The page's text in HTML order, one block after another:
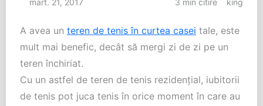
mart. 21, 2017 3 min citire king
A avea un teren de tenis în curtea casei tale, este
mult mai benefic, decât să mergi zi de zi pe un
teren închiriat.
Cu un astfel de teren de tenis rezidenţial, iubitorii
de tenis pot juca tenis în orice moment în care au